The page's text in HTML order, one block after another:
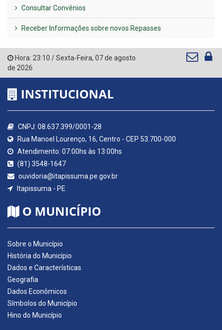
Consultar Convênios
Receber Informações sobre novos Repasses
Hora: 23:10 /Sexta-Feira, 07 de agosto
de 2026
INSTITUCIONAL
CNPJ: 08.637.399/0001-28
Rua Manoel Lourenço, 16, Centro - CEP 53.700-000
Atendimento: 07:00hs às 13:00hs
(81) 3548-1647
ouvidoria@itapissuma.pe.gov.br
Itapissuma - PE
O MUNICÍPIO
Sobre o Município
História do Município
Dados e Características
Geografia
Dados Econômicos
Símbolos do Município
Hino do Município